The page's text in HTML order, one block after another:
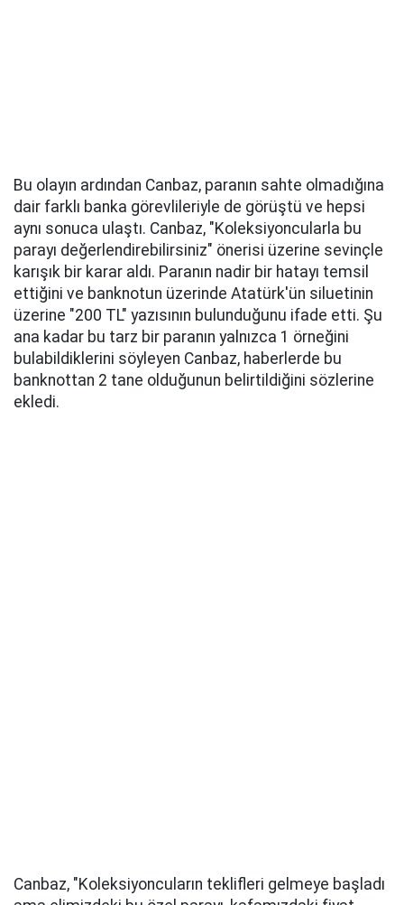
Bu olayın ardından Canbaz, paranın sahte olmadığına
dair farklı banka görevlileriyle de görüştü ve hepsi
aynı sonuca ulaştı. Canbaz, "Koleksiyoncularla bu
parayı değerlendirebilirsiniz" önerisi üzerine sevinçle
karışık bir karar aldı. Paranın nadir bir hatayı temsil
ettiğini ve banknotun üzerinde Atatürk'ün siluetinin
üzerine "200 TL" yazısının bulunduğunu ifade etti. Şu
ana kadar bu tarz bir paranın yalnızca 1 örneğini
bulabildiklerini söyleyen Canbaz, haberlerde bu
banknottan 2 tane olduğunun belirtildiğini sözlerine
ekledi.
Canbaz, "Koleksiyoncuların teklifleri gelmeye başladı